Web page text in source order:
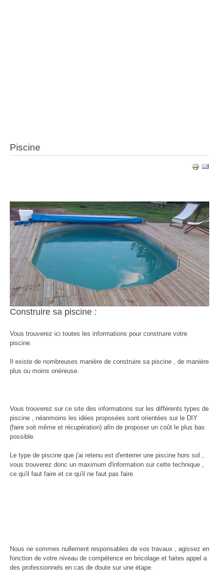
Piscine
Construire sa piscine :
Vous trouverez ici toutes les informations pour construire votre
piscine.
Il existe de nombreuses manière de construire sa piscine , de manière
plus ou moins onéreuse.
Vous trouverez sur ce site des informations sur les différents types de
piscine , néanmoins les idées proposées sont orientées sur le DIY
(faire soit même et récupération) afin de proposer un coût le plus bas
possible.
Le type de piscine que j'ai retenu est d'enterrer une piscine hors sol ,
vous trouverez donc un maximum d'information sur cette technique ,
ce qu'il faut faire et ce qu'il ne faut pas faire.
Nous ne sommes nullement responsables de vos travaux , agissez en
fonction de votre niveau de compétence en bricolage et faites appel a
des professionnels en cas de doute sur une étape.